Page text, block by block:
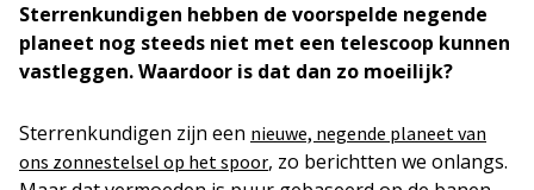
Sterrenkundigen hebben de voorspelde negende
planeet nog steeds niet met een telescoop kunnen
vastleggen. Waardoor is dat dan zo moeilijk?
Sterrenkundigen zijn een nieuwe, negende planeet van
ons zonnestelsel op het spoor, zo berichtten we onlangs.